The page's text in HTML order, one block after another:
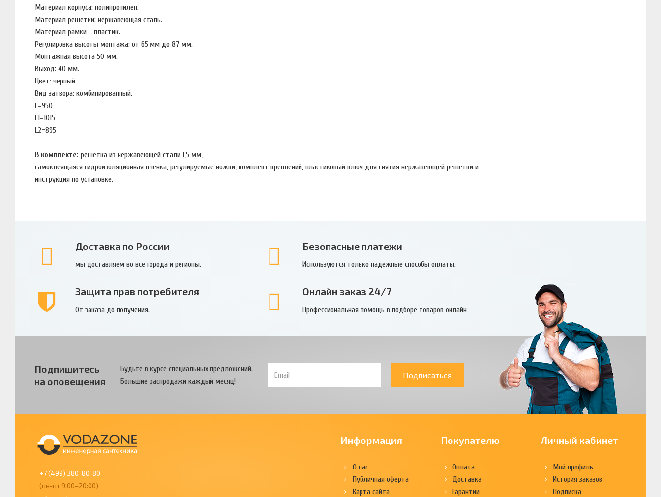
Материал корпуса: полипропилен.
Материал решетки: нержавеющая сталь.
Материал рамки - пластик.
Регулировка высоты монтажа: от 65 мм до 87 мм.
Монтажная высота 50 мм.
Выход: 40 мм.
Цвет: черный.
Вид затвора: комбинированный.
L=950
L1=1015
L2=895
В комплекте: решетка из нержавеющей стали 1,5 мм,
самоклеящаяся гидроизоляционная пленка, регулируемые ножки, комплект креплений, пластиковый ключ для снятия нержавеющей решетки и
инструкция по установке.
Доставка по России
мы доставляем во все города и регионы.
Безопасные платежи
Используются только надежные способы оплаты.
Защита прав потребителя
От заказа до получения.
Онлайн заказ 24/7
Профессиональная помощь в подборе товаров онлайн
Подпишитесь
на оповещения
Будьте в курсе специальных предложений.
Большие распродажи каждый месяц!
Подписаться
+7 (499) 380-80-80
(пн-пт 9:00–20:00)
Информация
О нас
Публичная оферта
Карта сайта
Покупателю
Оплата
Доставка
Гарантии
Личный кабинет
Мой профиль
История заказов
Подписка